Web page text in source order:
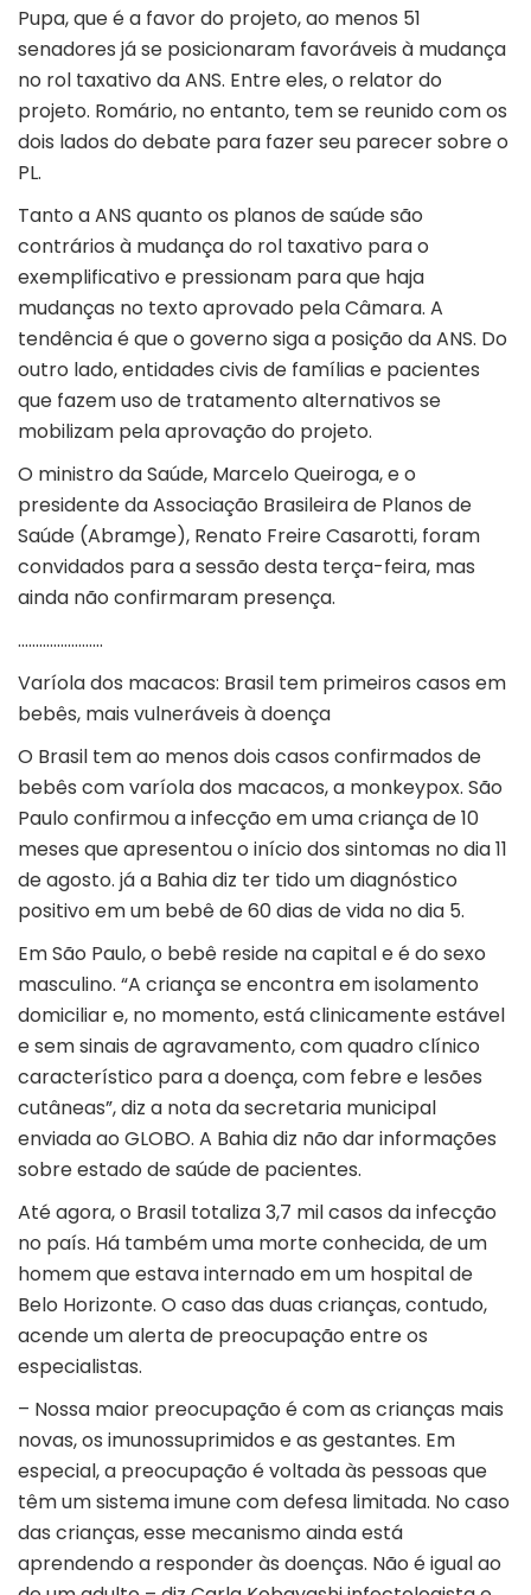
Pupa, que é a favor do projeto, ao menos 51
senadores já se posicionaram favoráveis à mudança
no rol taxativo da ANS. Entre eles, o relator do
projeto. Romário, no entanto, tem se reunido com os
dois lados do debate para fazer seu parecer sobre o
PL.
Tanto a ANS quanto os planos de saúde são
contrários à mudança do rol taxativo para o
exemplificativo e pressionam para que haja
mudanças no texto aprovado pela Câmara. A
tendência é que o governo siga a posição da ANS. Do
outro lado, entidades civis de famílias e pacientes
que fazem uso de tratamento alternativos se
mobilizam pela aprovação do projeto.
O ministro da Saúde, Marcelo Queiroga, e o
presidente da Associação Brasileira de Planos de
Saúde (Abramge), Renato Freire Casarotti, foram
convidados para a sessão desta terça-feira, mas
ainda não confirmaram presença.
……………………
Varíola dos macacos: Brasil tem primeiros casos em
bebês, mais vulneráveis à doença
O Brasil tem ao menos dois casos confirmados de
bebês com varíola dos macacos, a monkeypox. São
Paulo confirmou a infecção em uma criança de 10
meses que apresentou o início dos sintomas no dia 11
de agosto. já a Bahia diz ter tido um diagnóstico
positivo em um bebê de 60 dias de vida no dia 5.
Em São Paulo, o bebê reside na capital e é do sexo
masculino. “A criança se encontra em isolamento
domiciliar e, no momento, está clinicamente estável
e sem sinais de agravamento, com quadro clínico
característico para a doença, com febre e lesões
cutâneas”, diz a nota da secretaria municipal
enviada ao GLOBO. A Bahia diz não dar informações
sobre estado de saúde de pacientes.
Até agora, o Brasil totaliza 3,7 mil casos da infecção
no país. Há também uma morte conhecida, de um
homem que estava internado em um hospital de
Belo Horizonte. O caso das duas crianças, contudo,
acende um alerta de preocupação entre os
especialistas.
– Nossa maior preocupação é com as crianças mais
novas, os imunossuprimidos e as gestantes. Em
especial, a preocupação é voltada às pessoas que
têm um sistema imune com defesa limitada. No caso
das crianças, esse mecanismo ainda está
aprendendo a responder às doenças. Não é igual ao